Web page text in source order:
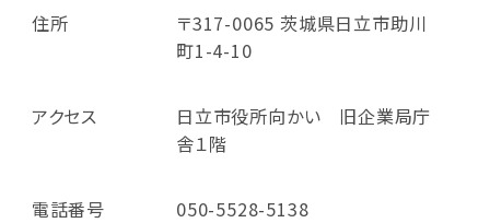
住所
〒317-0065 茨城県日立市助川
町1-4-10
アクセス
日立市役所向かい 旧企業局庁
舎１階
電話番号 050-5528-5138